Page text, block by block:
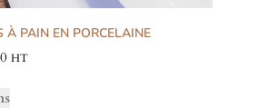
À PAIN EN PORCELAINE
HT